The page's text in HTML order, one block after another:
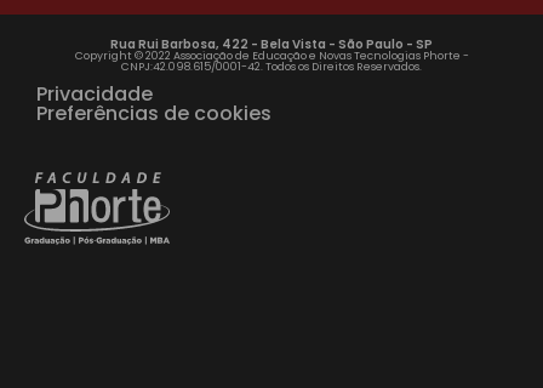
Rua Rui Barbosa, 422 - Bela Vista - São Paulo - SP
Copyright © 2022 Associação de Educação e Novas Tecnologias Phorte -
CNPJ:42.098.615/0001-42. Todos os Direitos Reservados.
Privacidade
Preferências de cookies